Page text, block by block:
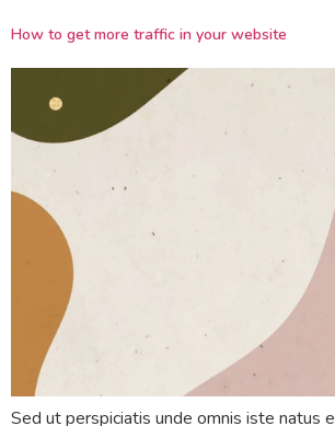
How to get more traffic in your website
Sed ut perspiciatis unde omnis iste natus